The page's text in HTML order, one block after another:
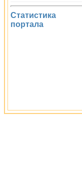
Статистика
портала